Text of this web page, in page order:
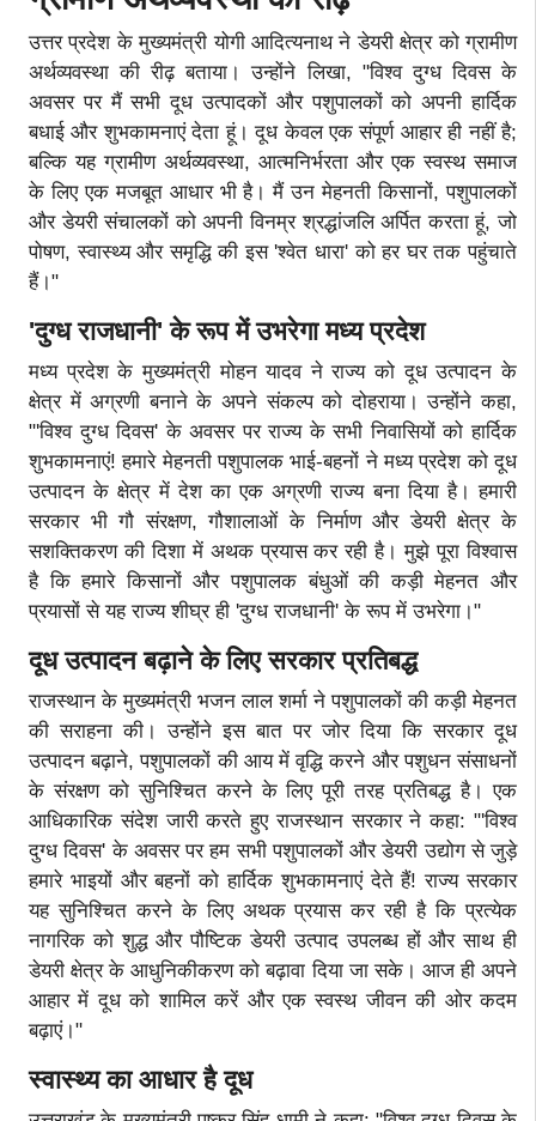
उत्तर प्रदेश के मुख्यमंत्री योगी आदित्यनाथ ने डेयरी क्षेत्र को ग्रामीण
अर्थव्यवस्था की रीढ़ बताया। उन्होंने लिखा, "विश्व दुग्ध दिवस के
अवसर पर मैं सभी दूध उत्पादकों और पशुपालकों को अपनी हार्दिक
बधाई और शुभकामनाएं देता हूं। दूध केवल एक संपूर्ण आहार ही नहीं है;
बल्कि यह ग्रामीण अर्थव्यवस्था, आत्मनिर्भरता और एक स्वस्थ समाज
के लिए एक मजबूत आधार भी है। मैं उन मेहनती किसानों, पशुपालकों
और डेयरी संचालकों को अपनी विनम्र श्रद्धांजलि अर्पित करता हूं, जो
पोषण, स्वास्थ्य और समृद्धि की इस 'श्वेत धारा' को हर घर तक पहुंचाते
हैं।"
'दुग्ध राजधानी' के रूप में उभरेगा मध्य प्रदेश
मध्य प्रदेश के मुख्यमंत्री मोहन यादव ने राज्य को दूध उत्पादन के
क्षेत्र में अग्रणी बनाने के अपने संकल्प को दोहराया। उन्होंने कहा,
"'विश्व दुग्ध दिवस' के अवसर पर राज्य के सभी निवासियों को हार्दिक
शुभकामनाएं! हमारे मेहनती पशुपालक भाई-बहनों ने मध्य प्रदेश को दूध
उत्पादन के क्षेत्र में देश का एक अग्रणी राज्य बना दिया है। हमारी
सरकार भी गौ संरक्षण, गौशालाओं के निर्माण और डेयरी क्षेत्र के
सशक्तिकरण की दिशा में अथक प्रयास कर रही है। मुझे पूरा विश्वास
है कि हमारे किसानों और पशुपालक बंधुओं की कड़ी मेहनत और
प्रयासों से यह राज्य शीघ्र ही 'दुग्ध राजधानी' के रूप में उभरेगा।"
दूध उत्पादन बढ़ाने के लिए सरकार प्रतिबद्ध
राजस्थान के मुख्यमंत्री भजन लाल शर्मा ने पशुपालकों की कड़ी मेहनत
की सराहना की। उन्होंने इस बात पर जोर दिया कि सरकार दूध
उत्पादन बढ़ाने, पशुपालकों की आय में वृद्धि करने और पशुधन संसाधनों
के संरक्षण को सुनिश्चित करने के लिए पूरी तरह प्रतिबद्ध है। एक
आधिकारिक संदेश जारी करते हुए राजस्थान सरकार ने कहा: "'विश्व
दुग्ध दिवस' के अवसर पर हम सभी पशुपालकों और डेयरी उद्योग से जुड़े
हमारे भाइयों और बहनों को हार्दिक शुभकामनाएं देते हैं! राज्य सरकार
यह सुनिश्चित करने के लिए अथक प्रयास कर रही है कि प्रत्येक
नागरिक को शुद्ध और पौष्टिक डेयरी उत्पाद उपलब्ध हों और साथ ही
डेयरी क्षेत्र के आधुनिकीकरण को बढ़ावा दिया जा सके। आज ही अपने
आहार में दूध को शामिल करें और एक स्वस्थ जीवन की ओर कदम
बढ़ाएं।"
स्वास्थ्य का आधार है दूध